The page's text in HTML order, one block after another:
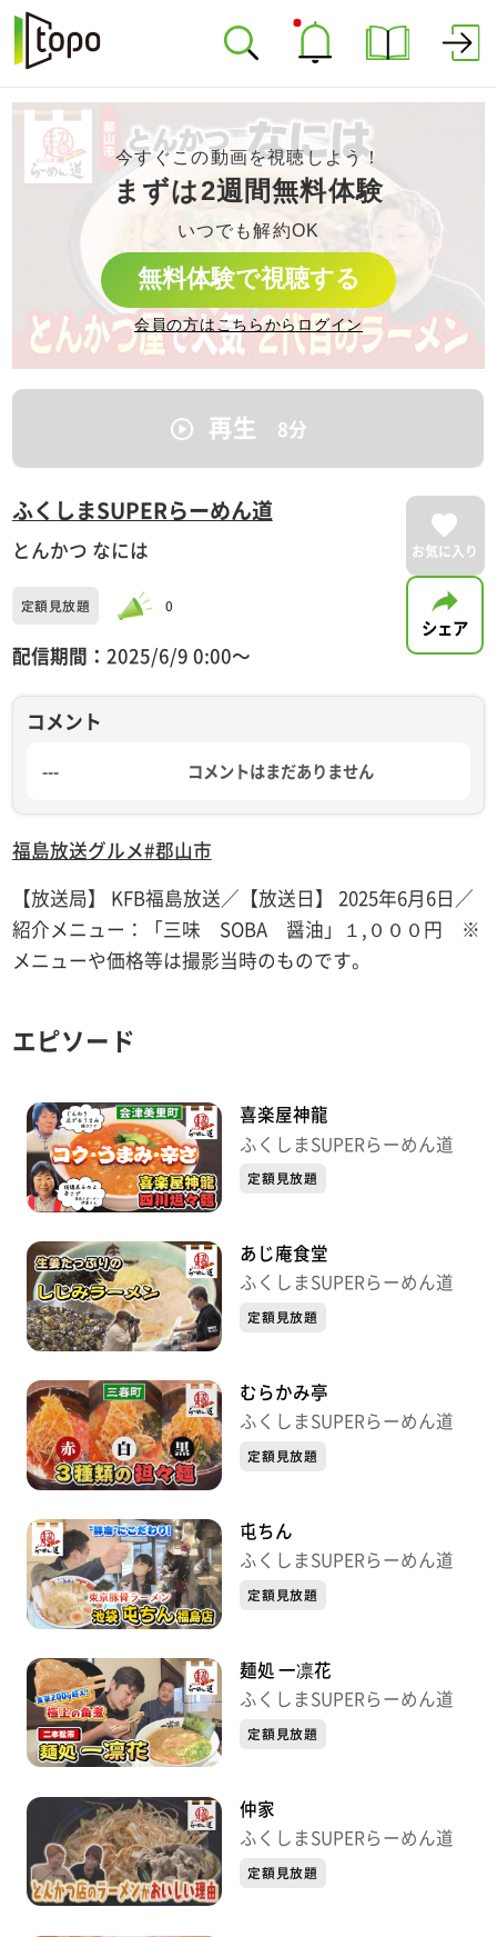
今すぐこの動画を視聴しよう！
まずは2週間無料体験
いつでも解約OK
無料体験で視聴する
会員の方はこちらからログイン
再生 8分
ふくしまSUPERらーめん道
とんかつ なには
定額見放題 0
配信期間： 2025/6/9 0:00〜
お気に入り
シェア
コメント
--- コメントはまだありません
福島放送グルメ#郡山市
【放送局】 KFB福島放送／【放送日】 2025年6月6日／
紹介メニュー：「三味 SOBA 醤油」１,０００円 ※
メニューや価格等は撮影当時のものです。
エピソード
喜楽屋神龍
ふくしまSUPERらーめん道
定額見放題
あじ庵食堂
ふくしまSUPERらーめん道
定額見放題
むらかみ亭
ふくしまSUPERらーめん道
定額見放題
屯ちん
ふくしまSUPERらーめん道
定額見放題
麺処 一凛花
ふくしまSUPERらーめん道
定額見放題
仲家
ふくしまSUPERらーめん道
定額見放題